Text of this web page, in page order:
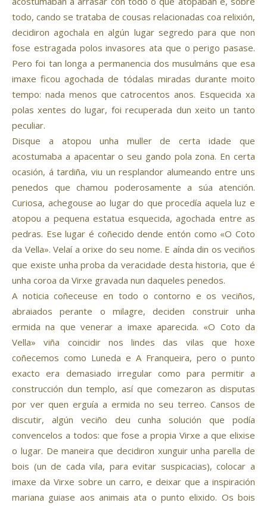
todo, cando se trataba de cousas relacionadas coa relixión,
decidiron agochala en algún lugar segredo para que non
fose estragada polos invasores ata que o perigo pasase.
Pero foi tan longa a permanencia dos musulmáns que esa
imaxe ficou agochada de tódalas miradas durante moito
tempo: nada menos que catrocentos anos. Esquecida xa
polas xentes do lugar, foi recuperada dun xeito un tanto
peculiar.
Disque a atopou unha muller de certa idade que
acostumaba a apacentar o seu gando pola zona. En certa
ocasión, á tardiña, viu un resplandor alumeando entre uns
penedos que chamou poderosamente a súa atención.
Curiosa, achegouse ao lugar do que procedía aquela luz e
atopou a pequena estatua esquecida, agochada entre as
pedras. Ese lugar é coñecido dende entón como «O Coto
da Vella». Velaí a orixe do seu nome. E aínda din os veciños
que existe unha proba da veracidade desta historia, que é
unha coroa da Virxe gravada nun daqueles penedos.
A noticia coñeceuse en todo o contorno e os veciños,
abraiados perante o milagre, deciden construir unha
ermida na que venerar a imaxe aparecida. «O Coto da
Vella» viña coincidir nos lindes das vilas que hoxe
coñecemos como Luneda e A Franqueira, pero o punto
exacto era demasiado irregular como para permitir a
construcción dun templo, así que comezaron as disputas
por ver quen erguía a ermida no seu terreo. Cansos de
discutir, algún veciño deu cunha solución que podía
convencelos a todos: que fose a propia Virxe a que elixise
o lugar. De maneira que decidiron xunguir unha parella de
bois (un de cada vila, para evitar suspicacias), colocar a
imaxe da Virxe sobre un carro, e deixar que a inspiración
mariana guiase aos animais ata o punto elixido. Os bois